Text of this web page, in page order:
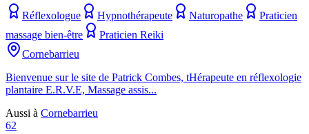
Réflexologue Hypnothérapeute Naturopathe
Praticien
massage bien-être
Praticien Reiki
Cornebarrieu
Bienvenue sur le site de Patrick Combes, tHérapeute en réflexologie
plantaire E.R.V.E, Massage assis...
Aussi à Cornebarrieu
62